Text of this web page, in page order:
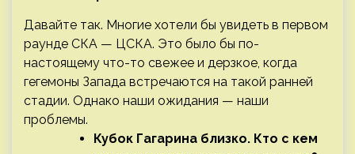
Давайте так. Многие хотели бы увидеть в первом
раунде СКА — ЦСКА. Это было бы по-
настоящему что-то свежее и дерзкое, когда
гегемоны Запада встречаются на такой ранней
стадии. Однако наши ожидания — наши
проблемы.
Кубок Гагарина близко. Кто с кем